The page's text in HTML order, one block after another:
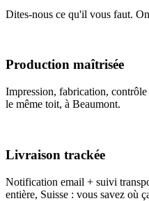
Dites-nous ce qu'il vous faut.
Production maîtrisée
Impression, fabrication,
le même toit, à Beaumont.
Livraison trackée
Notification email + suivi
entière, Suisse : vous savez où